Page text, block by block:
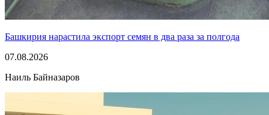
Башкирия нарастила экспорт семян в два раза за полгода
07.08.2026
Наиль Байназаров